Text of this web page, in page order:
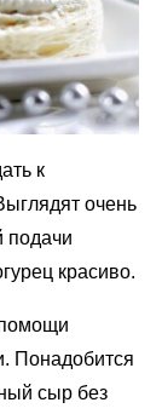
к
очень
подачи
красиво.
Понадобится
сыр без